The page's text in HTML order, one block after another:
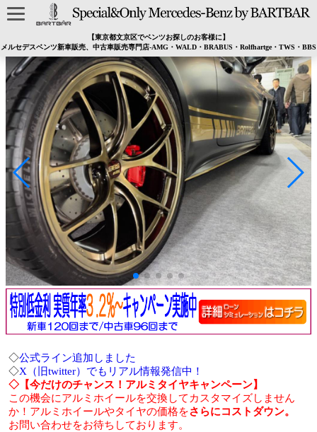
【東京都文京区でベンツお探しのお客様に】
メルセデスベンツ新車販売、中古車販売専門店-AMG・WALD・BRABUS・Rolfhartge・TWS・BBS
◇公式ライン追加しました
◇X（旧twitter）でもリアル情報発信中！
◇【今だけのチャンス！アルミタイヤキャンペーン】
この機会にアルミホイールを交換してカスタマイズしません
か！アルミホイールやタイヤの価格をさらにコストダウン。
お問い合わせをお待ちしております。